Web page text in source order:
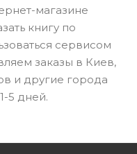
магазине
книгу по
сервисом
заказы в Киев,
и другие города
5 дней.